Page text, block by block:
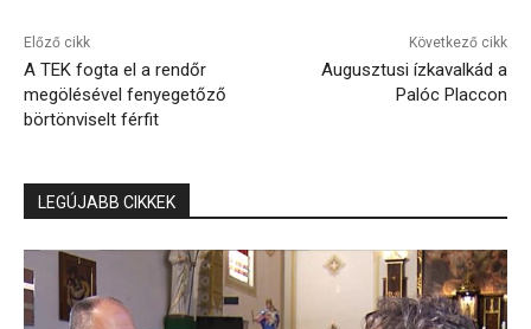
Előző cikk
A TEK fogta el a rendőr
megölésével fenyegetőző
börtönviselt férfit
Következő cikk
Augusztusi ízkavalkád a
Palóc Placcon
LEGÚJABB CIKKEK